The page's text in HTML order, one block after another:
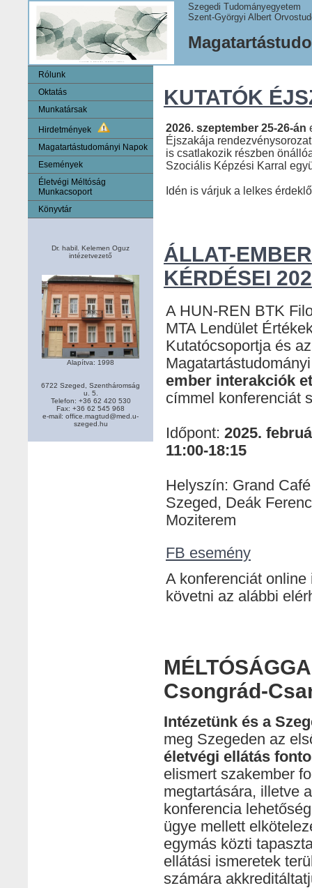
Szegedi Tudományegyetem
Szent-Györgyi Albert
Rólunk
Oktatás
Munkatársak
Hirdetmények
Magatartástudományi Napok
Események
Életvégi Méltóság
Munkacsoport
Könyvtár
Dr. habil. Kelemen Oguz
intézetvezető
Alapítva: 1998
6722 Szeged, Szentháromság
u. 5.
Telefon: +36 62 420 530
Fax: +36 62 545 968
e-mail: office.magtud@med.u-
szeged.hu
KUTATÓK
2026. szeptember 25-26-án
Éjszakája
is csatlakozik részben
Szociális Képzési Karral
Idén is várjuk a lelkes
ÁLLAT-
KÉRDÉSEI
A HUN-REN BTK
MTA Lendület
Kutatócsoportja és
ember interakciók
címmel konferenciát
Időpont: 2025.
11:00-18:15
Helyszín: Grand
Szeged, Deák
Moziterem
FB esemény
A konferenciát online
követni az alábbi
Csongrád-
Intézetünk és a
meg Szegeden az
életvégi ellátás
elismert szakember
megtartására, illetve
konferencia
ügye mellett
egymás közti
ellátási ismeretek
számára